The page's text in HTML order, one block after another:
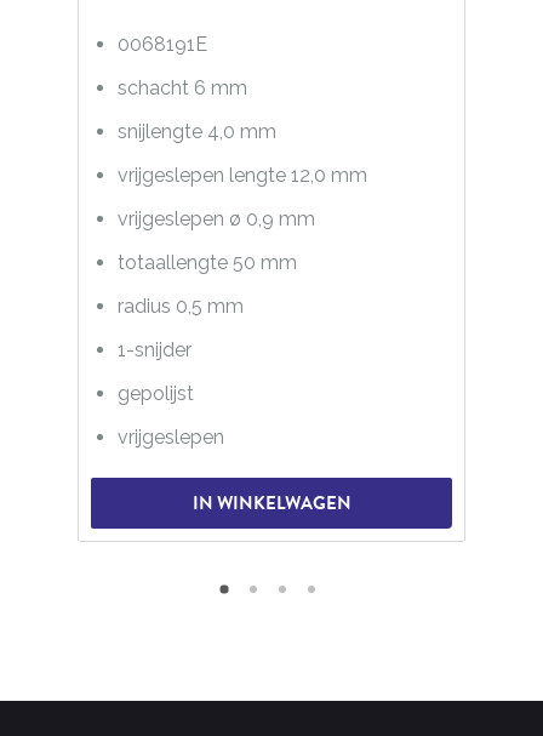
0068191E
schacht 6 mm
snijlengte 4,0 mm
vrijgeslepen lengte 12,0 mm
vrijgeslepen ø 0,9 mm
totaallengte 50 mm
radius 0,5 mm
1-snijder
gepolijst
vrijgeslepen
IN WINKELWAGEN